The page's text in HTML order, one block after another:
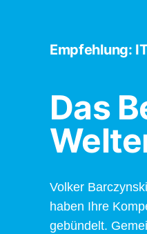
Empfehlung:
Das
Volker
haben Ihre
gebündelt.